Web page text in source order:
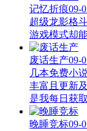
记忆折痕09-
超级龙影格
游戏模式却
废话生产09-
几本免费小
丰富且更新
是我每日获
晚睡竞标09-